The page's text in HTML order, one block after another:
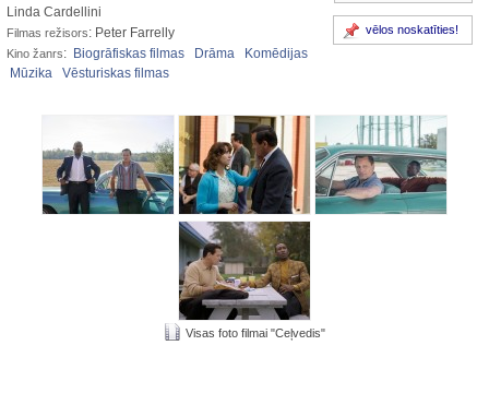
vēlos noskatīties!
Linda Cardellini
Filmas režisors: Peter Farrelly
Kino žanrs: Biogrāfiskas filmas Drāma
Komēdijas
Mūzika
Vēsturiskas filmas
Visas foto filmai "Ceļvedis"